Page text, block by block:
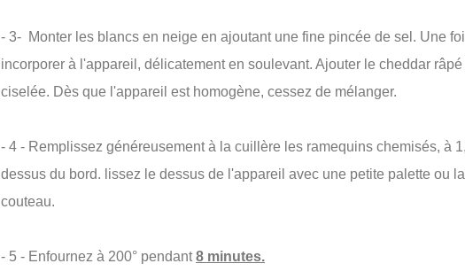
- 3- Monter les blancs en neige en ajoutant une fine pincée de sel. Une
incorporer à l'appareil, délicatement en soulevant. Ajouter le cheddar
ciselée. Dès que l'appareil est homogène, cessez de mélanger.
- 4 - Remplissez généreusement à la cuillère les ramequins chemisés, à
dessus du bord. lissez le dessus de l'appareil avec une petite palette ou
couteau.
- 5 - Enfournez à 200° pendant8 minutes.